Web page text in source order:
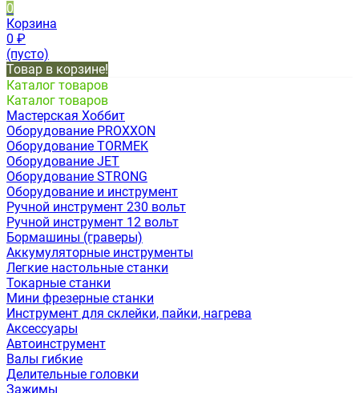
0
Корзина
0 ₽
(пусто)
Товар в корзине!
Каталог товаров
Каталог товаров
Мастерская Хоббит
Оборудование PROXXON
Оборудование TORMEK
Оборудование JET
Оборудование STRONG
Оборудование и инструмент
Ручной инструмент 230 вольт
Ручной инструмент 12 вольт
Бормашины (граверы)
Аккумуляторные инструменты
Легкие настольные станки
Токарные станки
Мини фрезерные станки
Инструмент для склейки, пайки, нагрева
Аксессуары
Автоинструмент
Валы гибкие
Делительные головки
Зажимы